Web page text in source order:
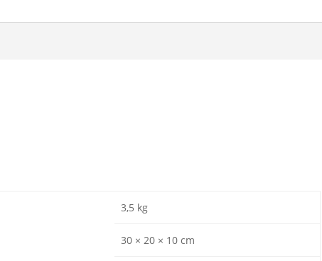
3,5 kg
30 × 20 × 10 cm